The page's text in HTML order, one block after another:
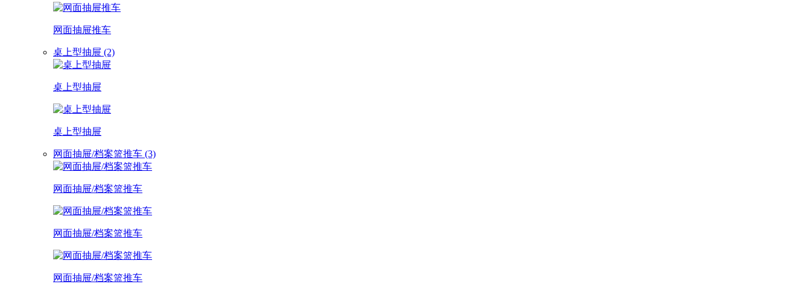
网面抽屉推车
桌上型抽屉 (2)
桌上型抽屉
桌上型抽屉
网面抽屉/档案篮推车 (3)
网面抽屉/档案篮推车
网面抽屉/档案篮推车
网面抽屉/档案篮推车